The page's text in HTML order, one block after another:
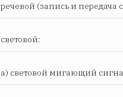
речевой (запись и передача
световой:
а) световой мигающий